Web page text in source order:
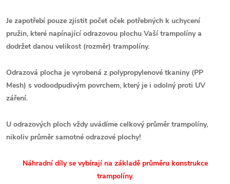
Je zapotřebí pouze zjistit počet oček potřebných k uchycení
pružin, které napínající odrazovou plochu Vaší trampolíny a
dodržet danou velikost (rozměr) trampolíny.
Odrazová plocha je vyrobená z polypropylenové tkaniny (PP
Mesh) s vodoodpudivým povrchem, který je i odolný proti UV
záření.
U odrazových ploch vždy uvádíme celkový průměr trampolíny,
nikoliv průměr samotné odrazové plochy!
Náhradní díly se vybírají na základě průměru konstrukce
trampolíny.